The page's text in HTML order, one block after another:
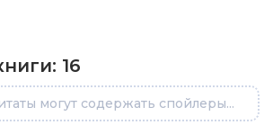
16
могут содержать спойлеры...